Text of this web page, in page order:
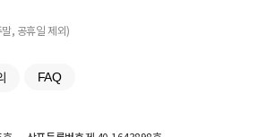
, 공휴일 제외)
FAQ